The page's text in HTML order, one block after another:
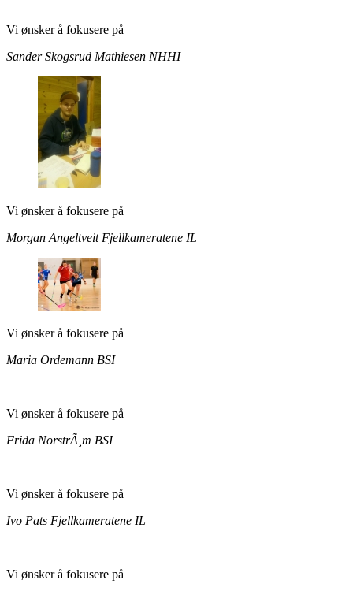
Vi ønsker å fokusere på
Sander Skogsrud Mathiesen NHHI
Vi ønsker å fokusere på
Morgan Angeltveit Fjellkameratene IL
Vi ønsker å fokusere på
Maria Ordemann BSI
Vi ønsker å fokusere på
Frida NorstrÃ¸m BSI
Vi ønsker å fokusere på
Ivo Pats Fjellkameratene IL
Vi ønsker å fokusere på